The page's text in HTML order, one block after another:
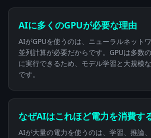
AIに多くのGPUが必要な理由
AIがGPUを使うのは、ニューラルネット
並列計算が必要だからです。GPUは多数
に実行できるため、モデル学習と大規模
です。
なぜAIはこれほど電力を消費す
AIが大量の電力を使うのは、学習、推論